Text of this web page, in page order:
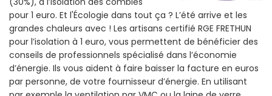
pour 1 euro. Et l'Écologie dans tout ça ? L’été arrive et les
grandes chaleurs avec ! Les artisans certifié RGE FRETHUN
pour l’isolation à 1 euro, vous permettent de bénéficier des
conseils de professionnels spécialisé dans l’économie
d’énergie. Ils vous aident à faire baisser la facture en euros
par personne, de votre fournisseur d’énergie. En utilisant